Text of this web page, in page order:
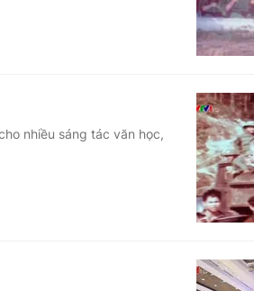
nhiều sáng tác văn học,